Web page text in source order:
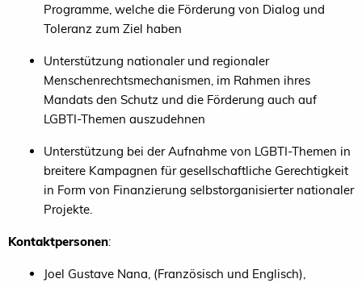
Programme, welche die Förderung von Dialog und
Toleranz zum Ziel haben
Unterstützung nationaler und regionaler
Menschenrechtsmechanismen, im Rahmen ihres
Mandats den Schutz und die Förderung auch auf
LGBTI-Themen auszudehnen
Unterstützung bei der Aufnahme von LGBTI-Themen in
breitere Kampagnen für gesellschaftliche Gerechtigkeit
in Form von Finanzierung selbstorganisierter nationaler
Projekte.
Kontaktpersonen:
Joel Gustave Nana, (Französisch und Englisch),